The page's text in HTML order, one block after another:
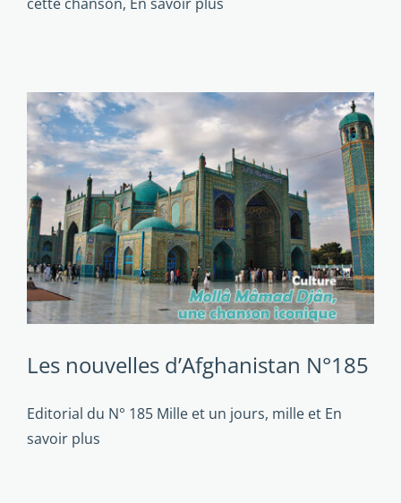
Les nouvelles d’Afghanistan N°185
Editorial du N° 185 Mille et un jours, mille et En
savoir plus